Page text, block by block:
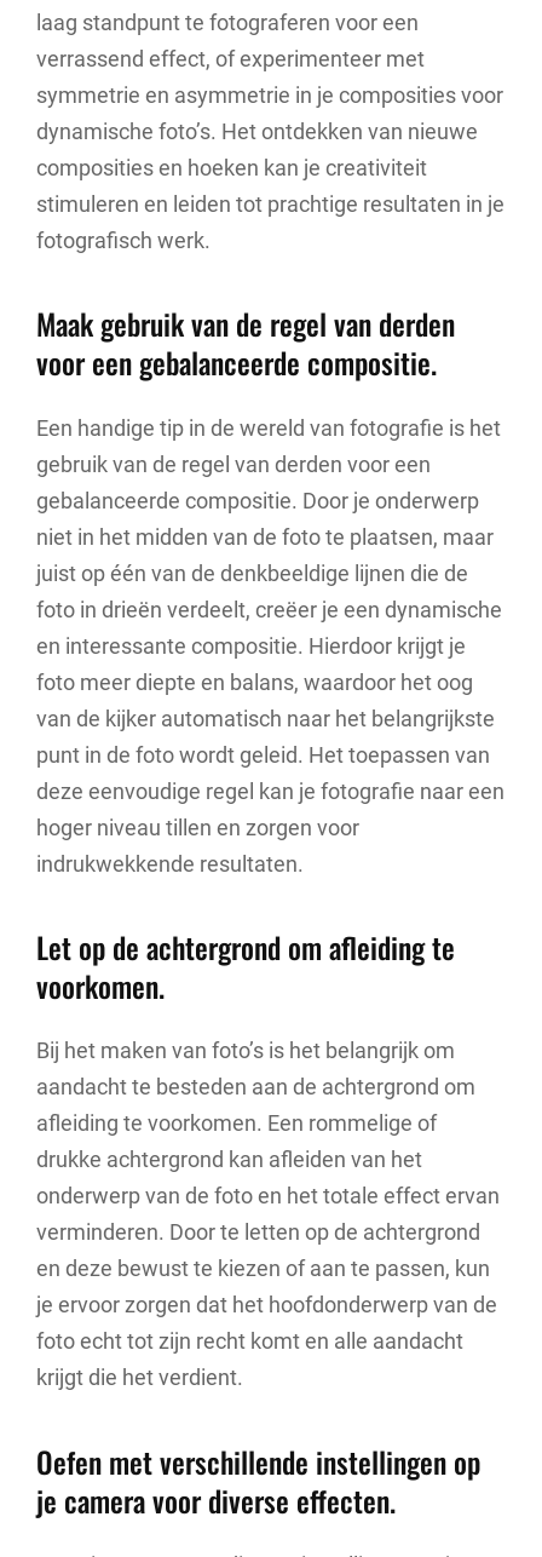
laag standpunt te fotograferen voor een
verrassend effect, of experimenteer met
symmetrie en asymmetrie in je composities voor
dynamische foto’s. Het ontdekken van nieuwe
composities en hoeken kan je creativiteit
stimuleren en leiden tot prachtige resultaten in je
fotografisch werk.
Maak gebruik van de regel van derden
voor een gebalanceerde compositie.
Een handige tip in de wereld van fotografie is het
gebruik van de regel van derden voor een
gebalanceerde compositie. Door je onderwerp
niet in het midden van de foto te plaatsen, maar
juist op één van de denkbeeldige lijnen die de
foto in drieën verdeelt, creëer je een dynamische
en interessante compositie. Hierdoor krijgt je
foto meer diepte en balans, waardoor het oog
van de kijker automatisch naar het belangrijkste
punt in de foto wordt geleid. Het toepassen van
deze eenvoudige regel kan je fotografie naar een
hoger niveau tillen en zorgen voor
indrukwekkende resultaten.
Let op de achtergrond om afleiding te
voorkomen.
Bij het maken van foto’s is het belangrijk om
aandacht te besteden aan de achtergrond om
afleiding te voorkomen. Een rommelige of
drukke achtergrond kan afleiden van het
onderwerp van de foto en het totale effect ervan
verminderen. Door te letten op de achtergrond
en deze bewust te kiezen of aan te passen, kun
je ervoor zorgen dat het hoofdonderwerp van de
foto echt tot zijn recht komt en alle aandacht
krijgt die het verdient.
Oefen met verschillende instellingen op
je camera voor diverse effecten.